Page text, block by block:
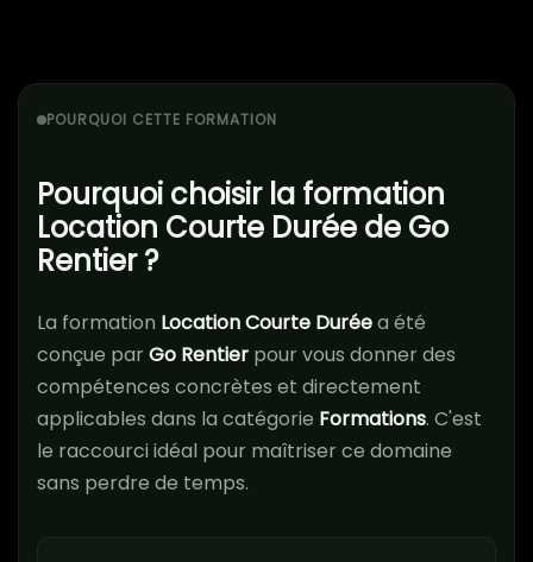
POURQUOI CETTE FORMATION
Pourquoi choisir la formation
Location Courte Durée de Go
Rentier ?
La formation Location Courte Duréea été
conçue parGo Rentier pour vous donner des
compétences concrètes et directement
applicables dans la catégorie Formations. C'est
le raccourci idéal pour maîtriser ce domaine
sans perdre de temps.